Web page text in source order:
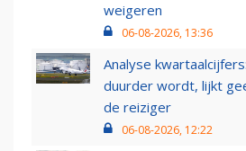
weigeren
06-08-2026, 13:36
Analyse
duurder wordt, lijkt
de reiziger
06-08-2026, 12:22